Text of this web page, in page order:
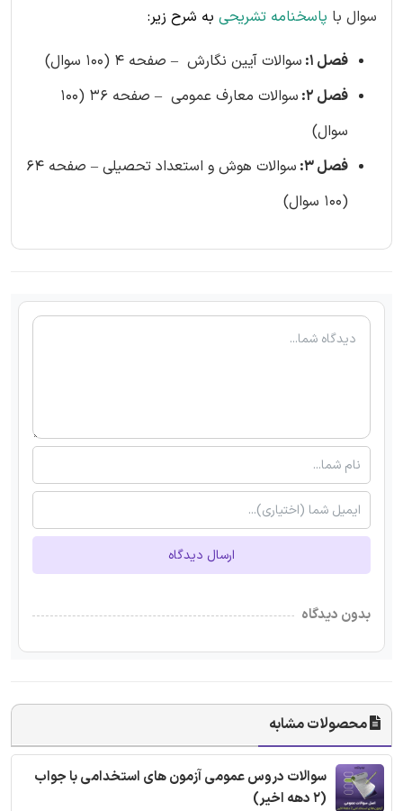
سوال با پاسخنامه تشریحی به شرح زیر:
فصل 1:
سوالات آیین نگارش – صفحه 4 (100 سوال)
فصل 2:
سوالات معارف عمومی – صفحه 36 (100
سوال)
فصل 3:
سوالات هوش و استعداد تحصیلی – صفحه 64
(100 سوال)
ارسال دیدگاه
بدون دیدگاه
محصولات مشابه
سوالات دروس عمومی آزمون های استخدامی با جواب
(2 دهه اخیر)